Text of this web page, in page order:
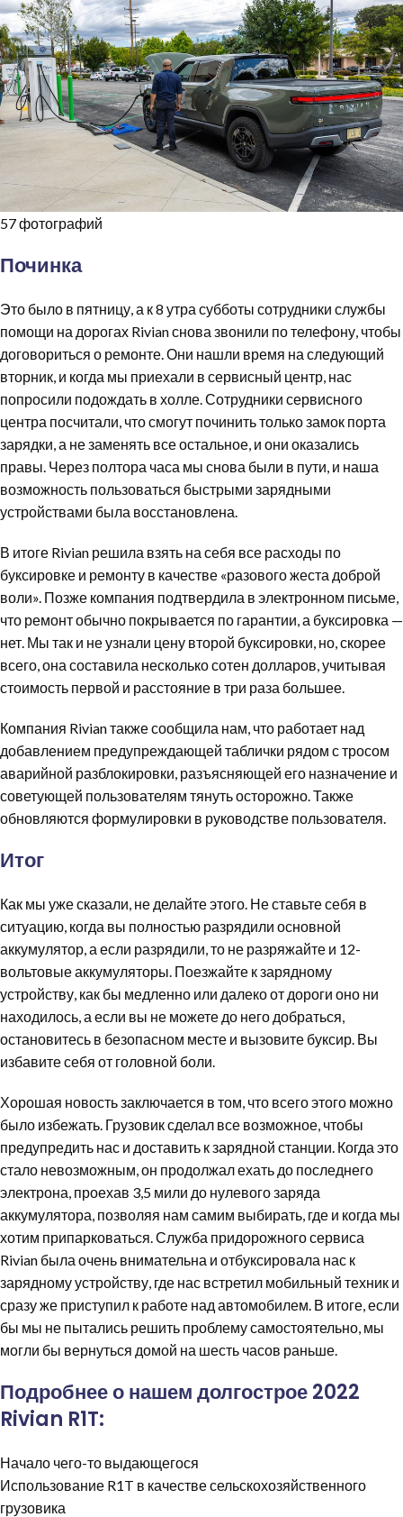
57 фотографий
Починка
Это было в пятницу, а к 8 утра субботы сотрудники службы
помощи на дорогах Rivian снова звонили по телефону, чтобы
договориться о ремонте. Они нашли время на следующий
вторник, и когда мы приехали в сервисный центр, нас
попросили подождать в холле. Сотрудники сервисного
центра посчитали, что смогут починить только замок порта
зарядки, а не заменять все остальное, и они оказались
правы. Через полтора часа мы снова были в пути, и наша
возможность пользоваться быстрыми зарядными
устройствами была восстановлена.
В итоге Rivian решила взять на себя все расходы по
буксировке и ремонту в качестве «разового жеста доброй
воли». Позже компания подтвердила в электронном письме,
что ремонт обычно покрывается по гарантии, а буксировка —
нет. Мы так и не узнали цену второй буксировки, но, скорее
всего, она составила несколько сотен долларов, учитывая
стоимость первой и расстояние в три раза большее.
Компания Rivian также сообщила нам, что работает над
добавлением предупреждающей таблички рядом с тросом
аварийной разблокировки, разъясняющей его назначение и
советующей пользователям тянуть осторожно. Также
обновляются формулировки в руководстве пользователя.
Итог
Как мы уже сказали, не делайте этого. Не ставьте себя в
ситуацию, когда вы полностью разрядили основной
аккумулятор, а если разрядили, то не разряжайте и 12-
вольтовые аккумуляторы. Поезжайте к зарядному
устройству, как бы медленно или далеко от дороги оно ни
находилось, а если вы не можете до него добраться,
остановитесь в безопасном месте и вызовите буксир. Вы
избавите себя от головной боли.
Хорошая новость заключается в том, что всего этого можно
было избежать. Грузовик сделал все возможное, чтобы
предупредить нас и доставить к зарядной станции. Когда это
стало невозможным, он продолжал ехать до последнего
электрона, проехав 3,5 мили до нулевого заряда
аккумулятора, позволяя нам самим выбирать, где и когда мы
хотим припарковаться. Служба придорожного сервиса
Rivian была очень внимательна и отбуксировала нас к
зарядному устройству, где нас встретил мобильный техник и
сразу же приступил к работе над автомобилем. В итоге, если
бы мы не пытались решить проблему самостоятельно, мы
могли бы вернуться домой на шесть часов раньше.
Подробнее о нашем долгострое 2022
Rivian R1T:
Начало чего-то выдающегося
Использование R1T в качестве сельскохозяйственного
грузовика